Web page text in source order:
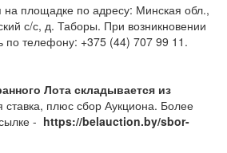
на площадке по адресу: Минская обл.,
с/с, д. Таборы. При возникновении
по телефону: +375 (44) 707 99 11.
Лота складывается из
ставка, плюс сбор Аукциона. Более
- https://belauction.by/sbor-